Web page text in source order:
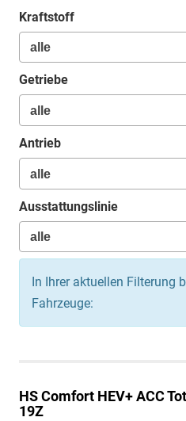
Kraftstoff
Getriebe
Antrieb
Ausstattungslinie
In Ihrer aktuellen Filterung
Fahrzeuge:
HSComfort HEV+ ACC
19Z